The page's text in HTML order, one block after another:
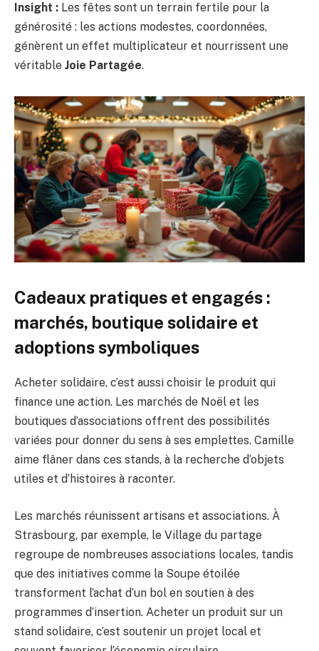
Insight : Les fêtes sont un terrain fertile pour la
générosité : les actions modestes, coordonnées,
génèrent un effet multiplicateur et nourrissent une
véritable Joie Partagée.
Cadeaux pratiques et engagés :
marchés, boutique solidaire et
adoptions symboliques
Acheter solidaire, c’est aussi choisir le produit qui
finance une action. Les marchés de Noël et les
boutiques d’associations offrent des possibilités
variées pour donner du sens à ses emplettes. Camille
aime flâner dans ces stands, à la recherche d’objets
utiles et d’histoires à raconter.
Les marchés réunissent artisans et associations. À
Strasbourg, par exemple, le Village du partage
regroupe de nombreuses associations locales, tandis
que des initiatives comme la Soupe étoilée
transforment l’achat d’un bol en soutien à des
programmes d’insertion. Acheter un produit sur un
stand solidaire, c’est soutenir un projet local et